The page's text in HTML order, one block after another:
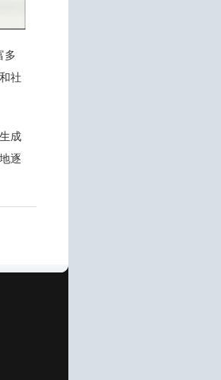
多
社
成
逐